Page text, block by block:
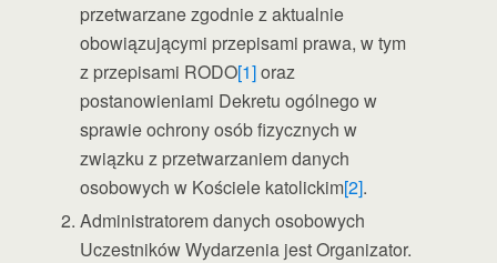
przetwarzane zgodnie z aktualnie
obowiązującymi przepisami prawa, w tym
z przepisami RODO[1]oraz
postanowieniami Dekretu ogólnego w
sprawie ochrony osób fizycznych w
związku z przetwarzaniem danych
osobowych w Kościele katolickim[2].
Administratorem danych osobowych
Uczestników Wydarzenia jest Organizator.